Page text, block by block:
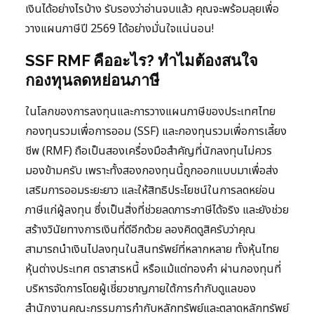
เงินได้อย่างไรบ้าง รับรองว่าอ่านจบแล้ว คุณจะพร้อมลุยเพื่อ
วางแผนภาษีปี 2569 ได้อย่างมั่นใจแน่นอน!
SSF RMF คืออะไร? ทำไมต้องสนใจ
กองทุนลดหย่อนภาษี
ในโลกของการลงทุนและการวางแผนภาษีของประเทศไทย
กองทุนรวมเพื่อการออม (SSF) และกองทุนรวมเพื่อการเลี้ยง
ชีพ (RMF) ถือเป็นสองเครื่องมือสำคัญที่นักลงทุนไม่ควร
มองข้ามครับ เพราะทั้งสองกองทุนนี้ถูกออกแบบมาเพื่อส่ง
เสริมการออมระยะยาว และให้สิทธิประโยชน์ในการลดหย่อน
ภาษีแก่ผู้ลงทุน ซึ่งเป็นสิ่งที่ช่วยลดภาระภาษีได้จริง และยังช่วย
สร้างวินัยทางการเงินที่ดีอีกด้วย ลองคิดดูสิครับว่าคุณ
สามารถนำเงินไปลงทุนในสินทรัพย์ที่หลากหลาย ทั้งหุ้นไทย
หุ้นต่างประเทศ ตราสารหนี้ หรือแม้แต่ทองคำ ผ่านกองทุนที่
บริหารจัดการโดยผู้เชี่ยวชาญภายใต้การกำกับดูแลของ
สำนักงานคณะกรรมการกำกับหลักทรัพย์และตลาดหลักทรัพย์